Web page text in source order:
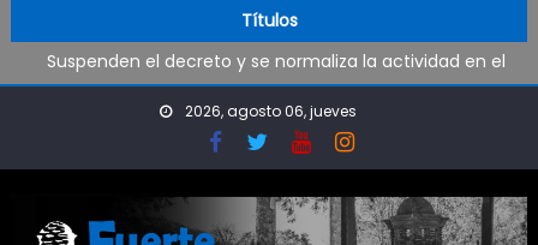
Títulos
Suspenden el decreto y se normaliza la actividad en el
Puerto
Ensenada lanzó un programa contra la violencia en el
Coreografía en los Juegos
2026, agosto 06, jueves